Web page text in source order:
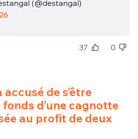
(@destangal)
37 0
de s’être
d’une cagnotte
au profit de deux